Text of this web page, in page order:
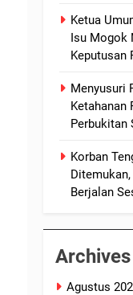
Ketua
Isu Mogok
Keputusan
Menyusuri
Ketahanan
Perbukitan
Korban
Berjalan
Archives
Agustus